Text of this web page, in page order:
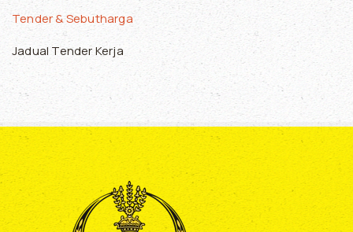
Tender & Sebutharga
Jadual Tender Kerja